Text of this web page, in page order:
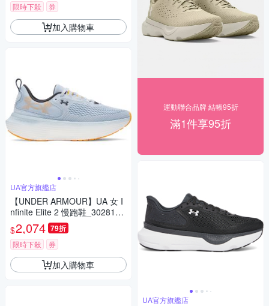
限時下殺 券
加入購物車
UA官方旗艦店
【UNDER ARMOUR】UA 女 I
nfinite Elite 2 慢跑鞋_3028178
-454
$2,074 79折
限時下殺 券
加入購物車
運動聯合品牌 結帳95折
滿1件享95折
UA官方旗艦店